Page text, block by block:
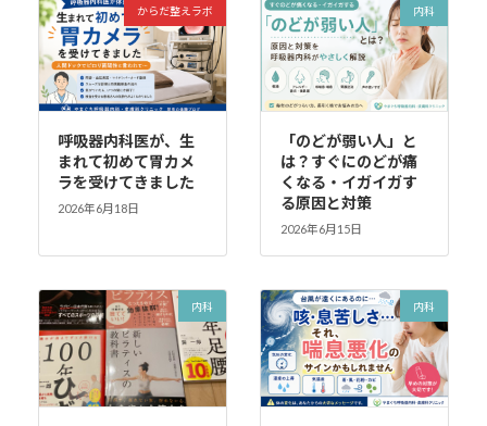
からだ整えラボ
呼吸器内科医が、生
まれて初めて胃カメ
ラを受けてきました
2026年6月18日
内科
「のどが弱い人」と
は？すぐにのどが痛
くなる・イガイガす
る原因と対策
2026年6月15日
内科 内科